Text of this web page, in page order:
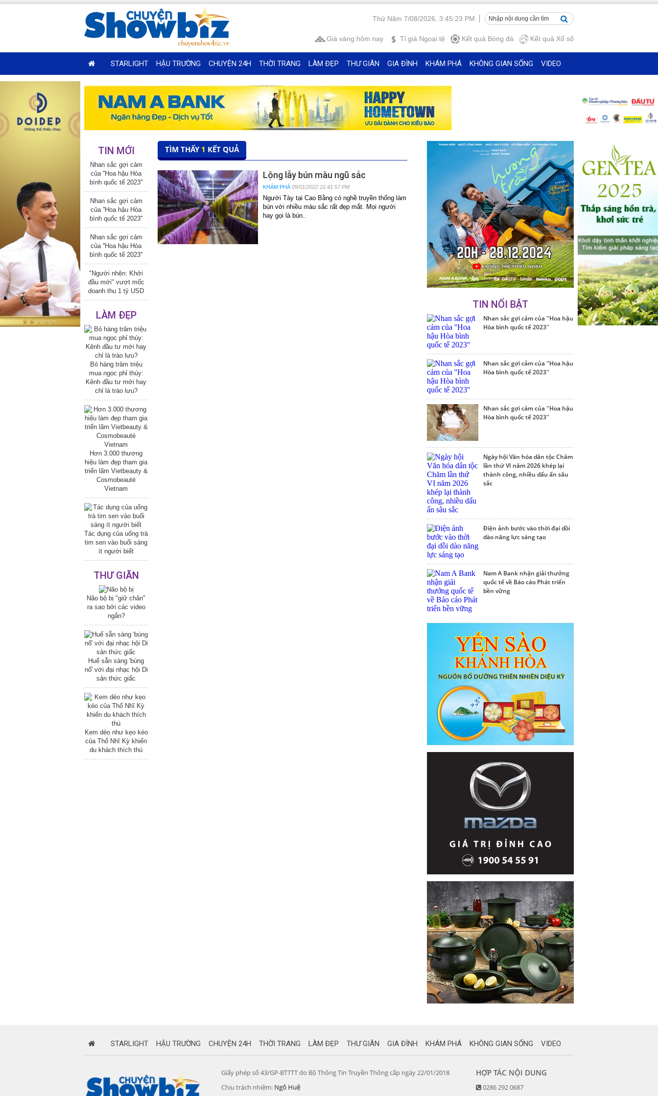
Thứ Năm 7/08/2026, 3:45:24 PM
Kết quả Xổ số
Kết quả Bóng đá
Tỉ giá Ngoại tệ
Giá vàng hôm nay
STARLIGHT HẬU TRƯỜNG CHUYỆN 24H THỜI TRANG LÀM ĐẸP THƯ GIÃN GIA ĐÌNH KHÁM PHÁ KHÔNG GIAN SỐNG VIDEO
TIN MỚI
Nhan sắc gợi cảm
của ''Hoa hậu Hòa
bình quốc tế 2023''
Nhan sắc gợi cảm
của ''Hoa hậu Hòa
bình quốc tế 2023''
Nhan sắc gợi cảm
của ''Hoa hậu Hòa
bình quốc tế 2023''
"Người nhện: Khởi
đầu mới" vượt mốc
doanh thu 1 tỷ USD
LÀM ĐẸP
Bỏ hàng trăm triệu
mua ngọc phỉ thúy:
Kênh đầu tư mới hay
chỉ là trào lưu?
Hơn 3.000 thương
hiệu làm đẹp tham gia
triển lãm Vietbeauty &
Cosmobeauté
Vietnam
Tác dụng của uống trà
tim sen vào buổi sáng
ít người biết
THƯ GIÃN
Não bộ bị "giữ chân"
ra sao bởi các video
ngắn?
Huế sẵn sàng 'bùng
nổ' với đại nhạc hội Di
sản thức giấc
Kem dẻo như kẹo kéo
của Thổ Nhĩ Kỳ khiến
du khách thích thú
TÌM THẤY 1 KẾT QUẢ
Lộng lẫy bún màu ngũ sắc
KHÁM PHÁ 09/01/2022 21:41:57 PM
Người Tày tại Cao Bằng có nghề truyền thống làm
bún với nhiều màu sắc rất đẹp mắt. Mọi người
hay gọi là bún..
TIN NỔI BẬT
Nhan sắc gợi cảm của ''Hoa hậu
Hòa bình quốc tế 2023''
Nhan sắc gợi cảm của ''Hoa hậu
Hòa bình quốc tế 2023''
Nhan sắc gợi cảm của ''Hoa hậu
Hòa bình quốc tế 2023''
Ngày hội Văn hóa dân tộc Chăm
lần thứ VI năm 2026 khép lại
thành công, nhiều dấu ấn sâu
sắc
Điện ảnh bước vào thời đại dồi
dào năng lực sáng tạo
Nam A Bank nhận giải thưởng
quốc tế về Báo cáo Phát triển
bền vững
STARLIGHT HẬU TRƯỜNG CHUYỆN 24H THỜI TRANG LÀM ĐẸP THƯ GIÃN GIA ĐÌNH KHÁM PHÁ KHÔNG GIAN SỐNG VIDEO
Giấy phép số 43/GP-BTTTT do Bộ Thông Tin Truyền Thông cấp ngày 22/01/2018
Chịu trách nhiệm: Ngô Huệ
HỢP TÁC NỘI DUNG
0286 292 0687